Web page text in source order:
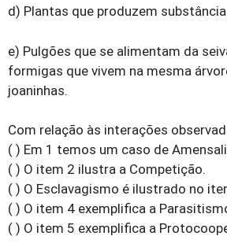
d) Plantas que produzem
e) Pulgões que se alimentam da
formigas que vivem na mesma
joaninhas.
Com relação às interações
( ) Em 1 temos um caso de
( ) O item 2 ilustra a Competição.
( ) O Esclavagismo é ilustrado no
( ) O item 4 exemplifica a
( ) O item 5 exemplifica a